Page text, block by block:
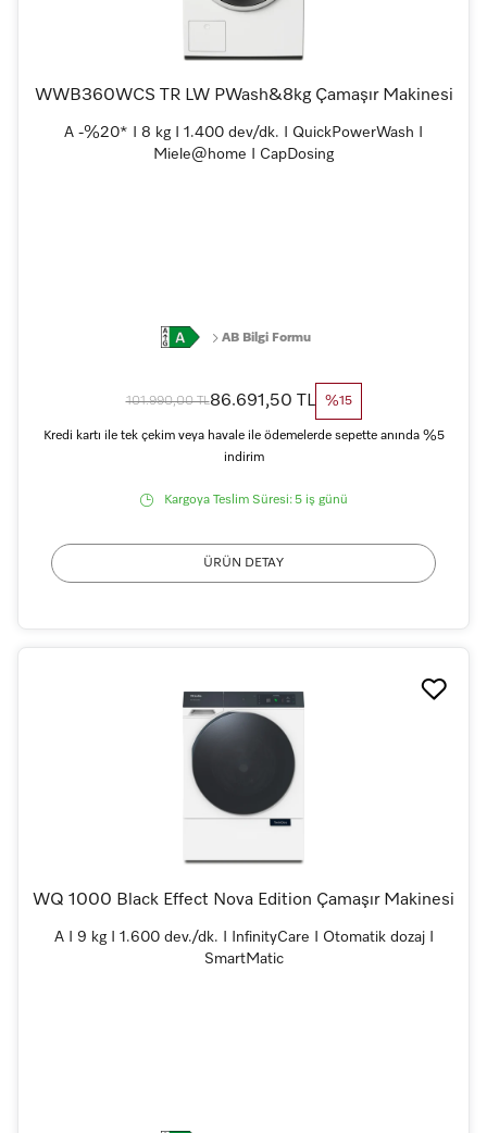
WWB360WCS TR LW PWash&8kg Çamaşır Makinesi
A -%20* I 8 kg I 1.400 dev/dk. I QuickPowerWash I
Miele@home I CapDosing
AB Bilgi Formu
101.990,00 TL86.691,50 TL %15
Kredi kartı ile tek çekim veya havale ile ödemelerde sepette anında %5
indirim
Kargoya Teslim Süresi: 5 iş günü
ÜRÜN DETAY
WQ 1000 Black Effect Nova Edition Çamaşır Makinesi
A I 9 kg I 1.600 dev./dk. I InfinityCare I Otomatik dozaj I
SmartMatic